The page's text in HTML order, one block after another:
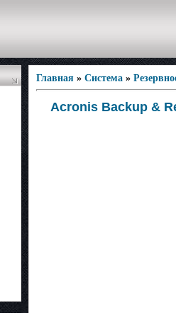
Главная » Система »
Acronis Backup &